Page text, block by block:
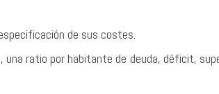
de sus costes.
ratio por habitante de deuda, déficit,